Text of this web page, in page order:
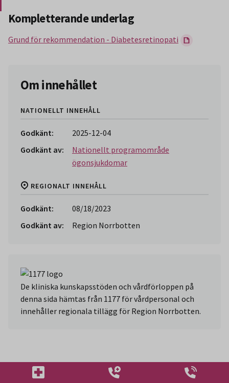
Slut på stycket som endast gäller Region Norbotten.
Kompletterande underlag
Grund för rekommendation - Diabetesretinopati
Om innehållet
NATIONELLT INNEHÅLL
Godkänt:
2025-12-04
Godkänt av:
Nationellt programområde
ögonsjukdomar
REGIONALT INNEHÅLL
Godkänt:
08/18/2023
Godkänt av:
Region Norrbotten
De kliniska kunskapsstöden och vårdförloppen på
denna sida hämtas från 1177 för vårdpersonal och
innehåller regionala tillägg för Region Norrbotten.